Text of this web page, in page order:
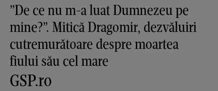
”De ce nu m-a luat Dumnezeu pe
mine?”. Mitică Dragomir, dezvăluiri
cutremurătoare despre moartea
fiului său cel mare
GSP.ro